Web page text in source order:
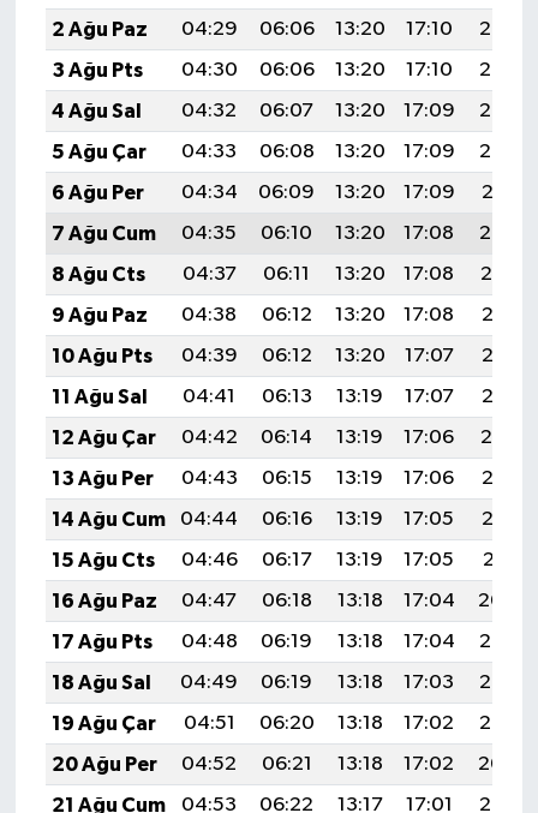
2 Ağu Paz
04:29 06:06 13:20 17:10
20:25
3 Ağu Pts
04:30 06:06 13:20 17:10
20:24
4 Ağu Sal
04:32 06:07 13:20 17:09
20:23
5 Ağu Çar
04:33 06:08 13:20 17:09
20:22
6 Ağu Per
04:34 06:09 13:20 17:09
20:21
7 Ağu Cum
04:35 06:10 13:20 17:08
20:20
8 Ağu Cts
04:37 06:11 13:20 17:08
20:19
9 Ağu Paz
04:38 06:12 13:20 17:08
20:18
10 Ağu Pts
04:39 06:12 13:20 17:07
20:17
11 Ağu Sal
04:41 06:13 13:19 17:07
20:16
12 Ağu Çar
04:42 06:14 13:19 17:06
20:14
13 Ağu Per
04:43 06:15 13:19 17:06
20:13
14 Ağu Cum
04:44 06:16 13:19 17:05
20:12
15 Ağu Cts
04:46 06:17 13:19 17:05
20:11
16 Ağu Paz
04:47 06:18 13:18 17:04
20:09
17 Ağu Pts
04:48 06:19 13:18 17:04
20:08
18 Ağu Sal
04:49 06:19 13:18 17:03
20:07
19 Ağu Çar
04:51 06:20 13:18 17:02
20:05
20 Ağu Per
04:52 06:21 13:18 17:02
20:04
21 Ağu Cum
04:53 06:22 13:17 17:01
20:03